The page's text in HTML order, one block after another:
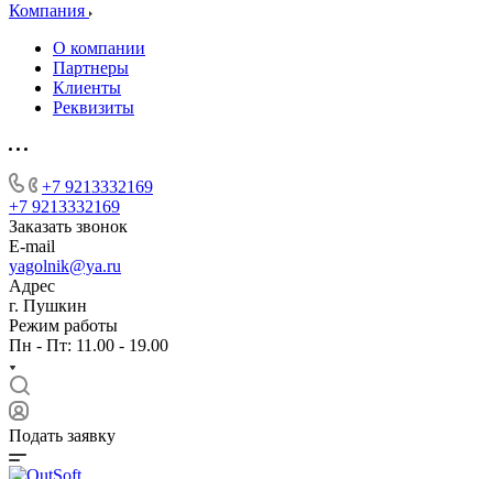
Компания
О компании
Партнеры
Клиенты
Реквизиты
+7 9213332169
+7 9213332169
Заказать звонок
E-mail
yagolnik@ya.ru
Адрес
г. Пушкин
Режим работы
Пн - Пт: 11.00 - 19.00
Подать заявку